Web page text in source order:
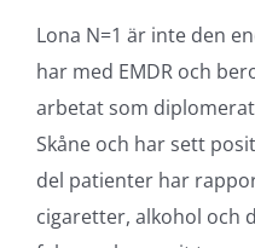
Lona N=1 är inte den
har med EMDR och
arbetat som
Skåne och har sett
del patienter har
cigaretter, alkohol och